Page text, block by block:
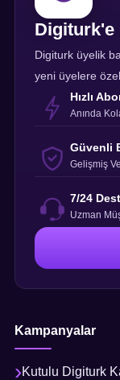
Digiturk'e
Digiturk üyelik
yeni üyelere
Hızlı
Anında
Güvenli
Gelişmiş
7/24
Uzman
Kampanyalar
Kutulu Digiturk